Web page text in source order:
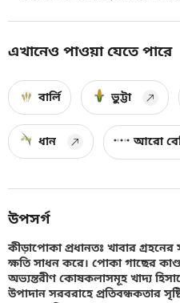
এখানেও পাওয়া যেতে পারে
বার্লি ভুট্টা
ধান আরো
উপসর্গ
কীড়াপোকা প্রধানতঃ খাবার গ্রহনের
ক্ষতি সাধন করে। পোকা গাছের
অভ্যন্তরীণ কোষকলাসমূহ খাদ্য
উপাদান সরবরাহে প্রতিবন্ধকতার